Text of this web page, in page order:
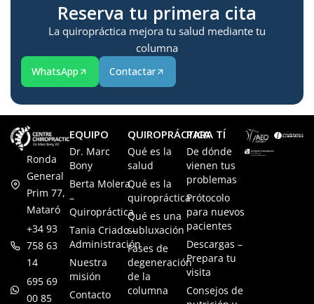
Reserva tu primera cita
La quiropráctica mejora tu salud mediante tu
columna
WhatsApp Contactar
Ronda
General
Prim 77,
Mataró
+34 93
758 63
14
695 69
00 85
EQUIPO
Dr. Marc
Bony
Berta Molera
–
Quiropráctica
Tania Criado –
Administración
Nuestra
misión
Contacto
QUIROPRÁCTICA
Qué es la
salud
Qué es la
quiropráctica
Qué es una
subluxación
Fases de
degeneración
de la
columna
PARA TÍ
De dónde
vienen tus
problemas
Prótocolo
para nuevos
pacientes
Descargas –
Prepara tu
visita
Consejos de